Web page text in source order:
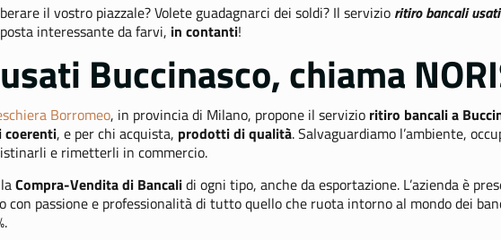
il vostro piazzale? Volete guadagnarci dei soldi? Il servizio ritiro bancali
interessante da farvi, in contanti!
Buccinasco, chiama
Borromeo, in provincia di Milano, propone il servizio ritiro bancali a
coerenti, e per chi acquista, prodotti di qualità.Salvaguardiamo l’ambiente,
e rimetterli in commercio.
Compra-Vendita di Bancalidi ogni tipo, anche da esportazione. L’azienda è
con passione e professionalità di tutto quello che ruota intorno al mondo dei